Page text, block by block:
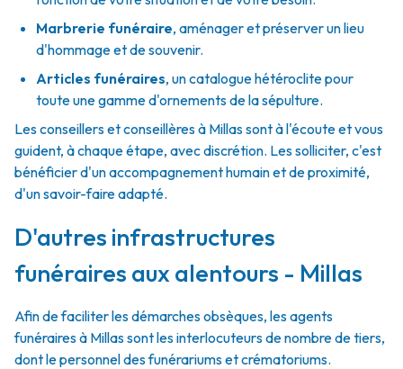
Marbrerie funéraire, aménager et préserver un lieu
d'hommage et de souvenir.
Articles funéraires, un catalogue hétéroclite pour
toute une gamme d'ornements de la sépulture.
Les conseillers et conseillères à Millas sont à l'écoute et vous
guident, à chaque étape, avec discrétion. Les solliciter, c'est
bénéficier d'un accompagnement humain et de proximité,
d'un savoir-faire adapté.
D'autres infrastructures
funéraires aux alentours - Millas
Afin de faciliter les démarches obsèques, les agents
funéraires à Millas sont les interlocuteurs de nombre de tiers,
dont le personnel des funérariums et crématoriums.